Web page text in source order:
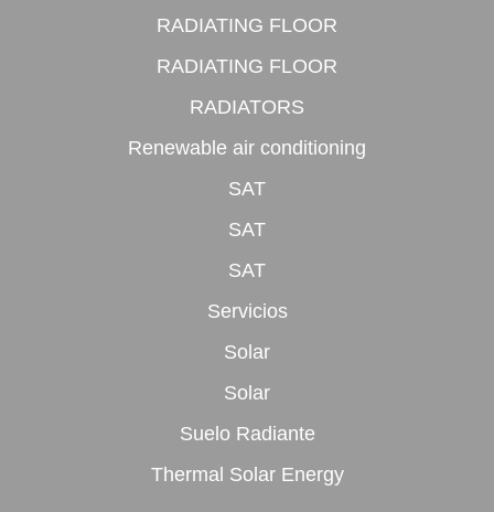
RADIATING FLOOR
RADIATING FLOOR
RADIATORS
Renewable air conditioning
SAT
SAT
SAT
Servicios
Solar
Solar
Suelo Radiante
Thermal Solar Energy